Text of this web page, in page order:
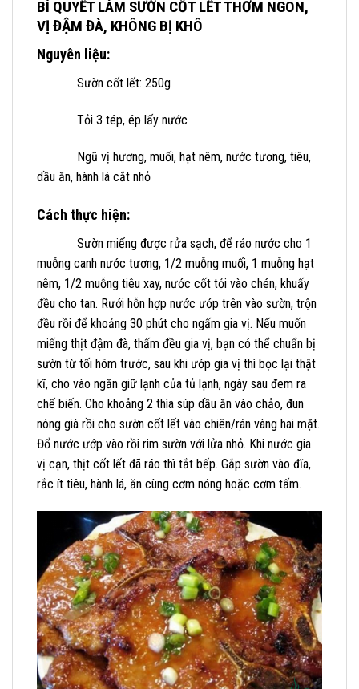
BÍ QUYẾT LÀM SƯỜN CỐT LẾT THƠM NGON,
VỊ ĐẬM ĐÀ, KHÔNG BỊ KHÔ
Nguyên liệu:
Sườn cốt lết: 250g
Tỏi 3 tép, ép lấy nước
Ngũ vị hương, muối, hạt nêm, nước tương, tiêu,
dầu ăn, hành lá cắt nhỏ
Cách thực hiện:
Sườn miếng được rửa sạch, để ráo nước cho 1
muỗng canh nước tương, 1/2 muỗng muối, 1 muỗng hạt
nêm, 1/2 muỗng tiêu xay, nước cốt tỏi vào chén, khuấy
đều cho tan. Rưới hỗn hợp nước ướp trên vào sườn, trộn
đều rồi để khoảng 30 phút cho ngấm gia vị. Nếu muốn
miếng thịt đậm đà, thấm đều gia vị, bạn có thể chuẩn bị
sườn từ tối hôm trước, sau khi ướp gia vị thì bọc lại thật
kĩ, cho vào ngăn giữ lạnh của tủ lạnh, ngày sau đem ra
chế biến. Cho khoảng 2 thìa súp dầu ăn vào chảo, đun
nóng già rồi cho sườn cốt lết vào chiên/rán vàng hai mặt.
Đổ nước ướp vào rồi rim sườn với lửa nhỏ. Khi nước gia
vị cạn, thịt cốt lết đã ráo thì tắt bếp. Gắp sườn vào đĩa,
rắc ít tiêu, hành lá, ăn cùng cơm nóng hoặc cơm tấm.